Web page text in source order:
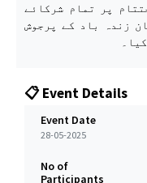
پر تمام شرکائے
زندہ باد کے پرجوش
📋 Event Details
Event Date
28-05-2025
No of
Participants